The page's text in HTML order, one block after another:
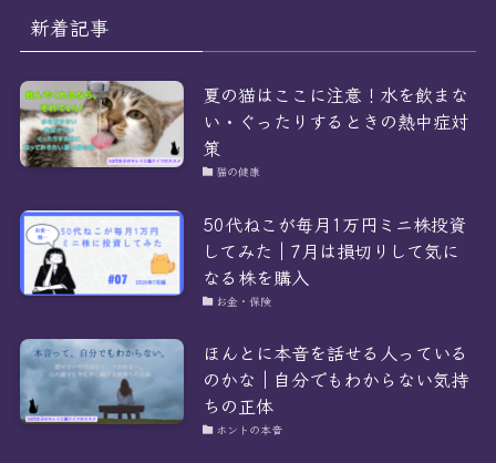
ブ
新着記事
夏の猫はここに注意！水を飲まな
い・ぐったりするときの熱中症対
策
猫の健康
50代ねこが毎月1万円ミニ株投資
してみた｜7月は損切りして気に
なる株を購入
お金・保険
ほんとに本音を話せる人っている
のかな｜自分でもわからない気持
ちの正体
ホントの本音